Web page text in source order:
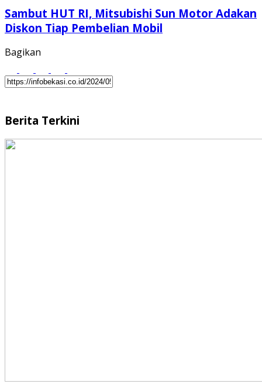
Sambut HUT RI, Mitsubishi Sun Motor Adakan
Diskon Tiap Pembelian Mobil
Bagikan
Berita Terkini